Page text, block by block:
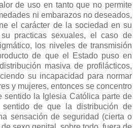
de uso en tanto que no permite
ni embarazos no deseados,
el carácter de la sociedad en su
practicas sexuales, el caso de
los niveles de transmisión
de que el Estado puso en
masiva de profilácticos,
su incapacidad para normar
y mujeres, entonces se concentro
sentido la Iglesia Católica parte de
de que la distribución de
sensación de seguridad (cierta o